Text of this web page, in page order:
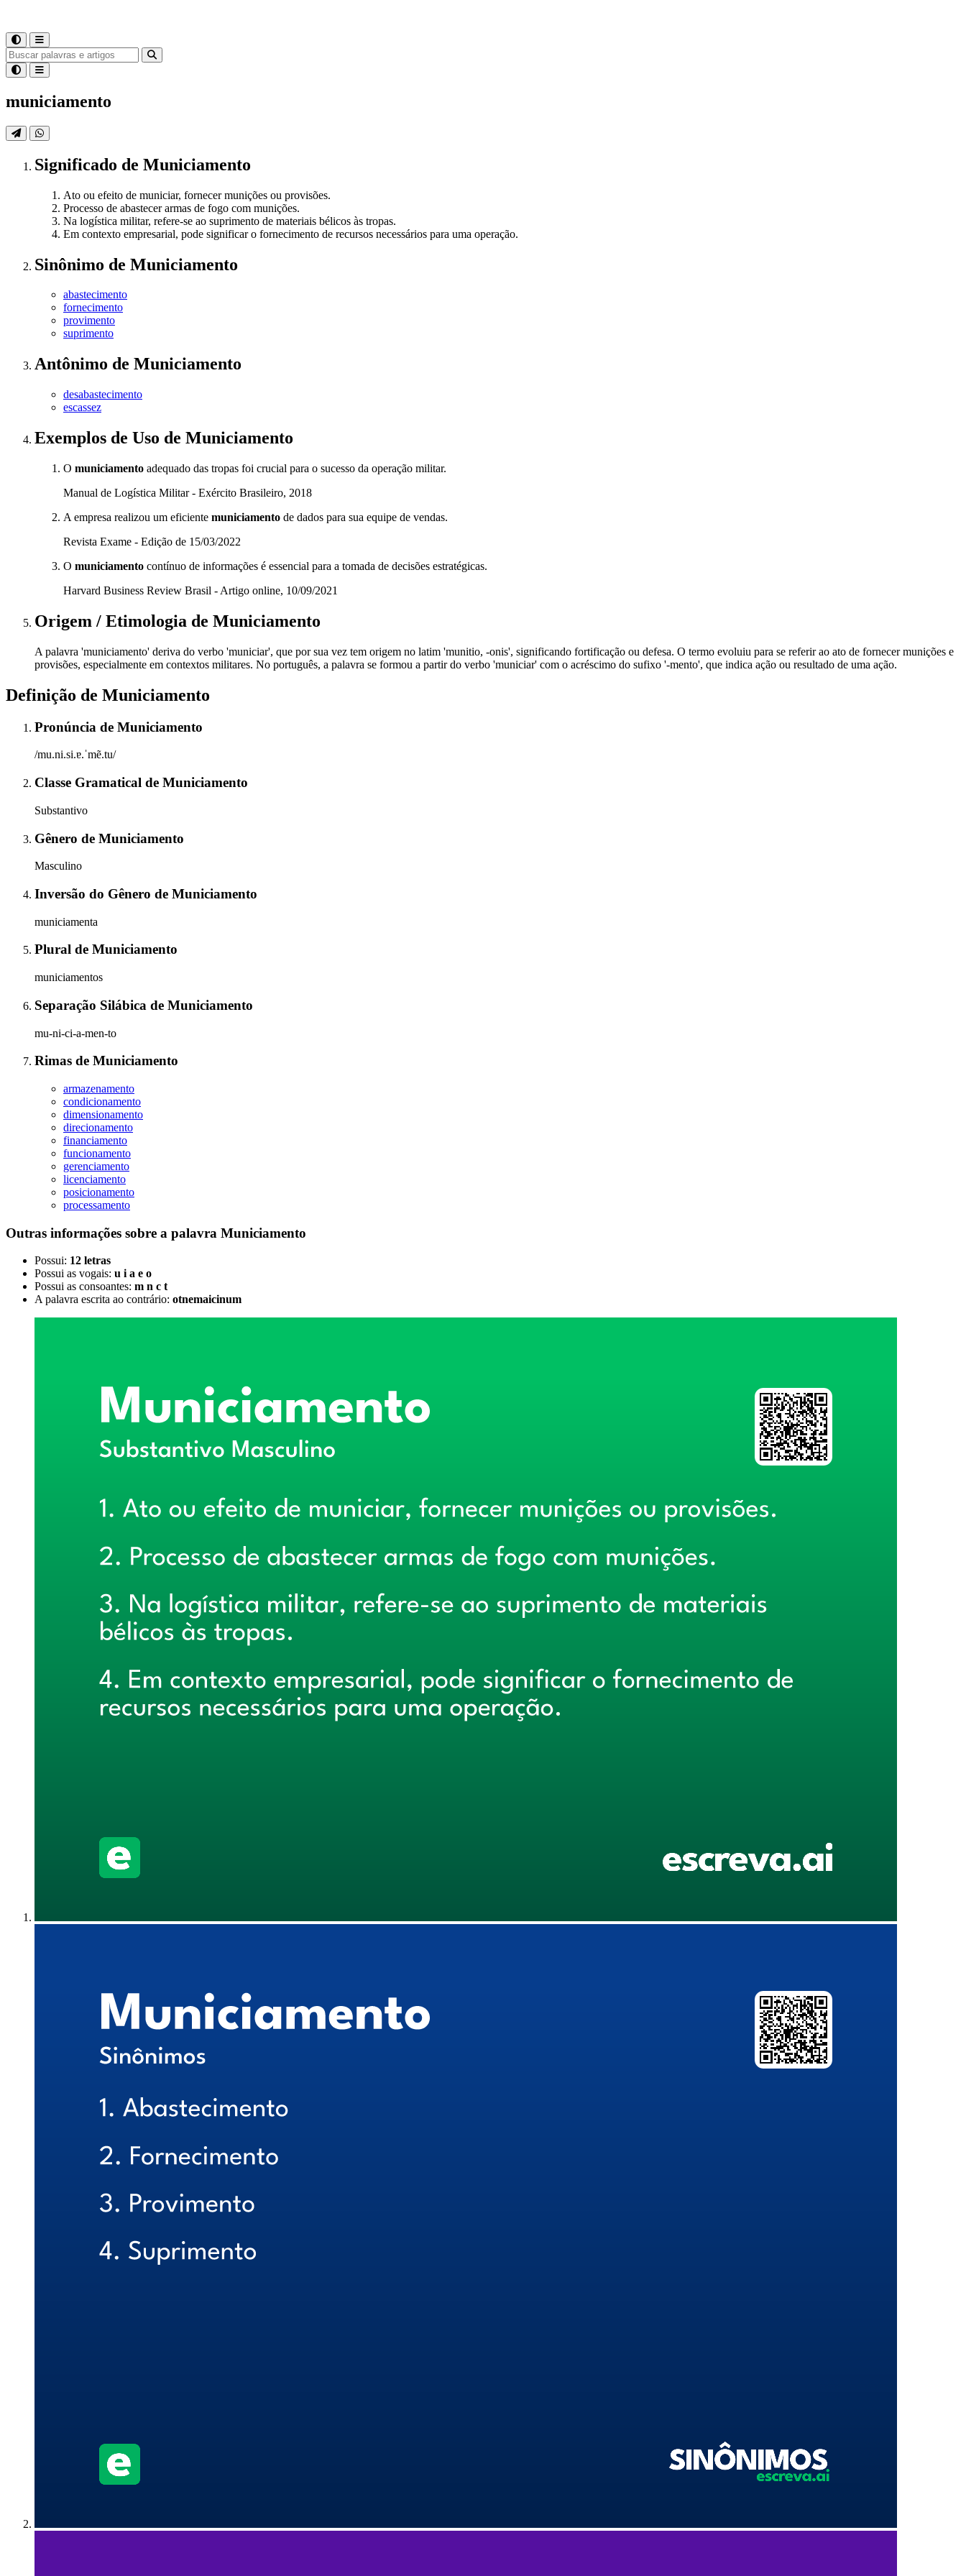
municiamento
Significado de Municiamento
Ato ou efeito de municiar, fornecer munições ou provisões.
Processo de abastecer armas de fogo com munições.
Na logística militar, refere-se ao suprimento de materiais bélicos às tropas.
Em contexto empresarial, pode significar o fornecimento de recursos necessários para uma operação.
Sinônimo de Municiamento
abastecimento
fornecimento
provimento
suprimento
Antônimo de Municiamento
desabastecimento
escassez
Exemplos de Uso de Municiamento
O municiamento adequado das tropas foi crucial para o sucesso da operação militar.
Manual de Logística Militar - Exército Brasileiro, 2018
A empresa realizou um eficiente municiamento de dados para sua equipe de vendas.
Revista Exame - Edição de 15/03/2022
O municiamento contínuo de informações é essencial para a tomada de decisões estratégicas.
Harvard Business Review Brasil - Artigo online, 10/09/2021
Origem / Etimologia de Municiamento
A palavra 'municiamento' deriva do verbo 'municiar', que por sua vez tem origem no latim 'munitio, -onis', significando fortificação ou defesa. O termo evoluiu para se referir ao ato de fornecer munições e
provisões, especialmente em contextos militares. No português, a palavra se formou a partir do verbo 'municiar' com o acréscimo do sufixo '-mento', que indica ação ou resultado de uma ação.
Definição de Municiamento
Pronúncia de Municiamento
/mu.ni.si.ɐ.ˈmẽ.tu/
Classe Gramatical de Municiamento
Substantivo
Gênero de Municiamento
Masculino
Inversão do Gênero de Municiamento
municiamenta
Plural de Municiamento
municiamentos
Separação Silábica de Municiamento
mu-ni-ci-a-men-to
Rimas de Municiamento
armazenamento
condicionamento
dimensionamento
direcionamento
financiamento
funcionamento
gerenciamento
licenciamento
posicionamento
processamento
Outras informações sobre a palavra Municiamento
Possui: 12 letras
Possui as vogais: u i a e o
Possui as consoantes: m n c t
A palavra escrita ao contrário: otnemaicinum